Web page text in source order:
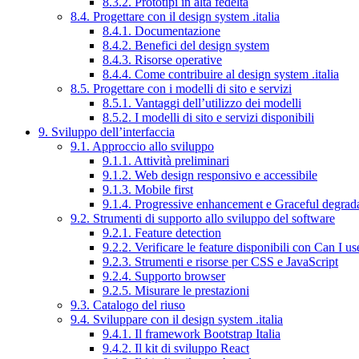
8.4. Progettare con il design system .italia
8.4.1. Documentazione
8.4.2. Benefici del design system
8.4.3. Risorse operative
8.4.4. Come contribuire al design system .italia
8.5. Progettare con i modelli di sito e servizi
8.5.1. Vantaggi dell’utilizzo dei modelli
8.5.2. I modelli di sito e servizi disponibili
9. Sviluppo dell’interfaccia
9.1. Approccio allo sviluppo
9.1.1. Attività preliminari
9.1.2. Web design responsivo e accessibile
9.1.3. Mobile first
9.1.4. Progressive enhancement e Graceful
9.2. Strumenti di supporto allo sviluppo del software
9.2.1. Feature detection
9.2.2. Verificare le feature disponibili con Can I
9.2.3. Strumenti e risorse per CSS e JavaScript
9.2.4. Supporto browser
9.2.5. Misurare le prestazioni
9.3. Catalogo del riuso
9.4. Sviluppare con il design system .italia
9.4.1. Il framework Bootstrap Italia
9.4.2. Il kit di sviluppo React